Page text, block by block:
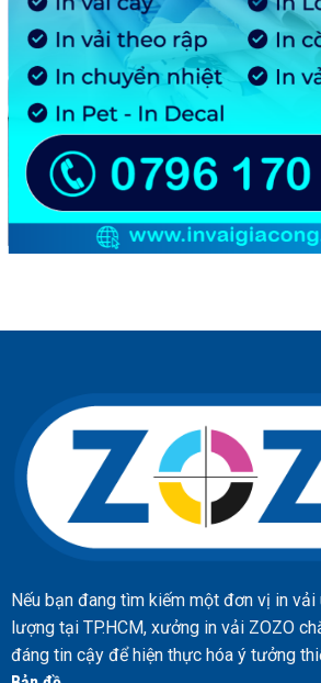
Nếu bạn đang tìm kiếm một đơn vị in vải
lượng tại TP.HCM, xưởng in vải ZOZO
đáng tin cậy để hiện thực hóa ý tưởng